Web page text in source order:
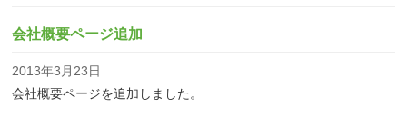
会社概要ページ追加
2013年3月23日
会社概要ページを追加しました。